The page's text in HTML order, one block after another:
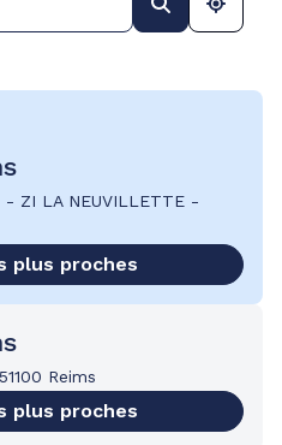
- ZI LA NEUVILLETTE -
plus proches
51100 Reims
plus proches